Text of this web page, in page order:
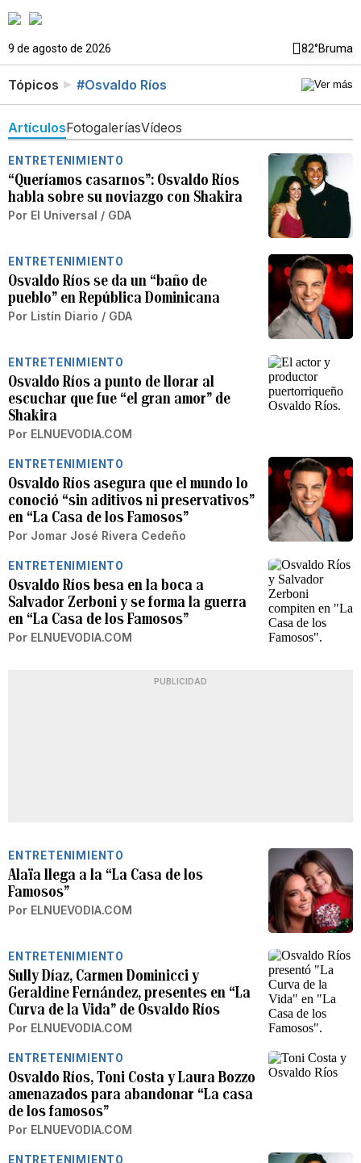
9 de agosto de 2026 82°Bruma
Tópicos #Osvaldo Ríos
ArtículosFotogaleríasVídeos
ENTRETENIMIENTO
“Queríamos casarnos”: Osvaldo Ríos
habla sobre su noviazgo con Shakira
Por El Universal / GDA
ENTRETENIMIENTO
Osvaldo Ríos se da un “baño de
pueblo” en República Dominicana
Por Listín Diario / GDA
ENTRETENIMIENTO
Osvaldo Ríos a punto de llorar al
escuchar que fue “el gran amor” de
Shakira
Por ELNUEVODIA.COM
ENTRETENIMIENTO
Osvaldo Ríos asegura que el mundo lo
conoció “sin aditivos ni preservativos”
en “La Casa de los Famosos”
Por Jomar José Rivera Cedeño
ENTRETENIMIENTO
Osvaldo Ríos besa en la boca a
Salvador Zerboni y se forma la guerra
en “La Casa de los Famosos”
Por ELNUEVODIA.COM
PUBLICIDAD
ENTRETENIMIENTO
Alaïa llega a la “La Casa de los
Famosos”
Por ELNUEVODIA.COM
ENTRETENIMIENTO
Sully Díaz, Carmen Dominicci y
Geraldine Fernández, presentes en “La
Curva de la Vida” de Osvaldo Ríos
Por ELNUEVODIA.COM
ENTRETENIMIENTO
Osvaldo Ríos, Toni Costa y Laura Bozzo
amenazados para abandonar “La casa
de los famosos”
Por ELNUEVODIA.COM
ENTRETENIMIENTO